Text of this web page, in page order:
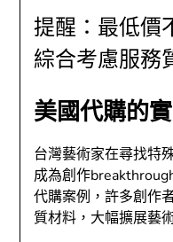
提醒：最低價
綜合考慮服務
美國代購的
台灣藝術家在尋找特
成為創作
代購案例，許多創作
質材料，大幅擴展藝